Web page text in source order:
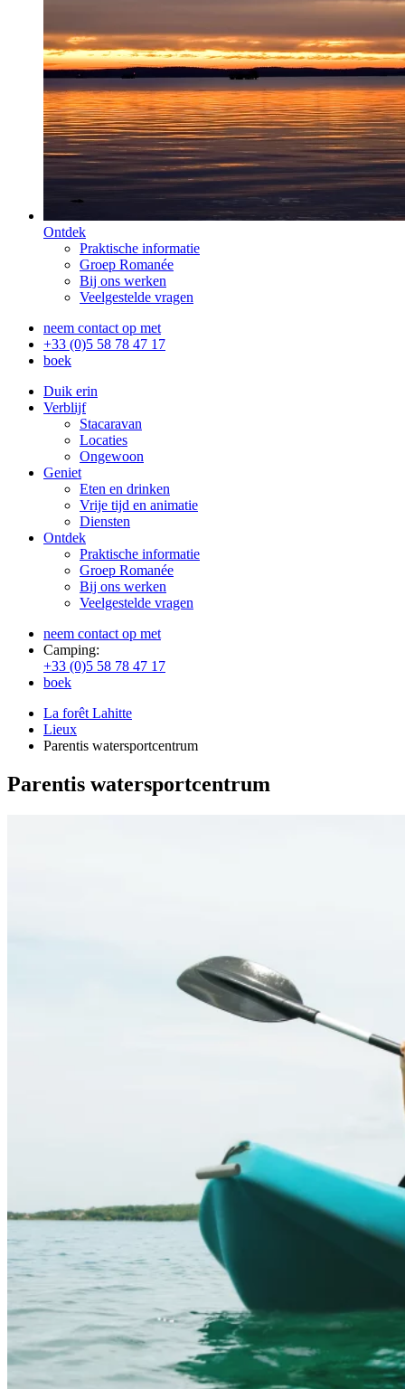
Ontdek
Praktische informatie
Groep Romanée
Bij ons werken
Veelgestelde vragen
neem contact op met
+33 (0)5 58 78 47 17
boek
Duik erin
Verblijf
Stacaravan
Locaties
Ongewoon
Geniet
Eten en drinken
Vrije tijd en animatie
Diensten
Ontdek
Praktische informatie
Groep Romanée
Bij ons werken
Veelgestelde vragen
neem contact op met
Camping:
+33 (0)5 58 78 47 17
boek
La forêt Lahitte
Lieux
Parentis watersportcentrum
Parentis watersportcentrum